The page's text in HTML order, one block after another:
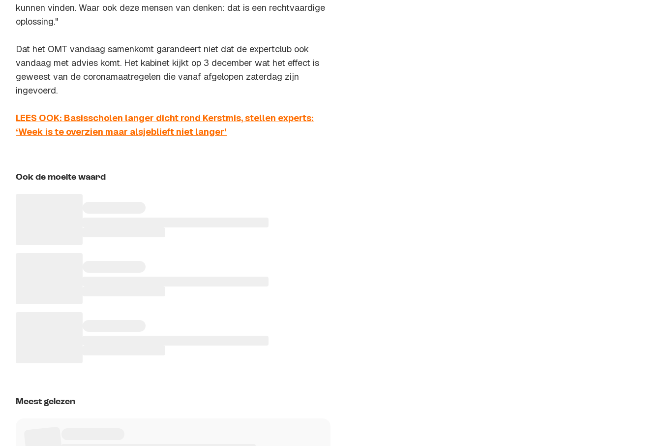
kunnen vinden. Waar ook deze mensen van denken: dat is een rechtvaardige
oplossing."
Dat het OMT vandaag samenkomt garandeert niet dat de expertclub ook
vandaag met advies komt. Het kabinet kijkt op 3 december wat het effect is
geweest van de coronamaatregelen die vanaf afgelopen zaterdag zijn
ingevoerd.
LEES OOK: Basisscholen langer dicht rond Kerstmis, stellen experts:
‘Week is te overzien maar alsjeblieft niet langer’
Ook de moeite waard
Meest gelezen